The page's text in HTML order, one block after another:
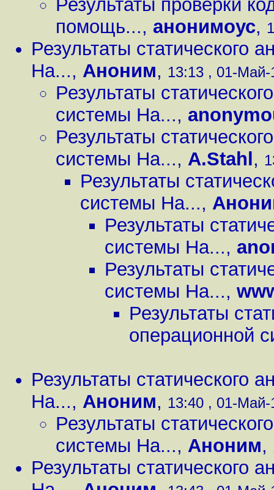
Результаты проверки
помощь..., анонимоус,
Результаты статического
Ha..., Аноним, 13:13 , 01-Май-
Результаты
системы Ha...,
Результаты
системы Ha..., A.Stahl ,
Результаты
системы Ha...,
Результаты
системы Ha...,
Результаты
системы Ha...,
Результаты
операционной
Результаты статического
Ha..., Аноним, 13:40 , 01-Май-
Результаты
системы Ha..., Аноним,
Результаты статического